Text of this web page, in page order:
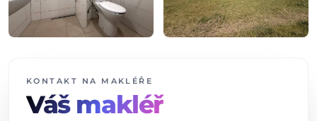
KONTAKT NA MAKLÉŘE
Váš makléř